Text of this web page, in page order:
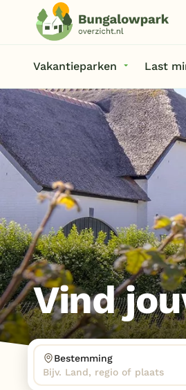
Vakantieparken Last
Vind
Bestemming
Bijv. Land, regio of plaats